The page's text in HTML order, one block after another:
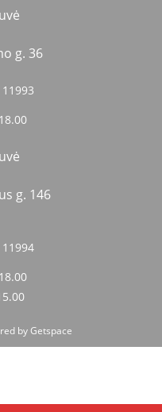
g. 36
g. 146
byGetspace